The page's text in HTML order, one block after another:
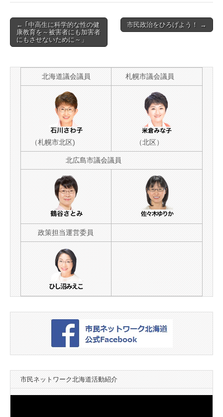
Post
navigation
← ｢中高生に科学的な性の健
康教育を～被害者にも加害者
にもさせないために～」
市民政治をひろげよう！ →
北海道議会議員 札幌市議会議員
（札幌市北区) （北区）
北広島市議会議員
政策担当運営委員
市民ネットワーク北海道活動紹介